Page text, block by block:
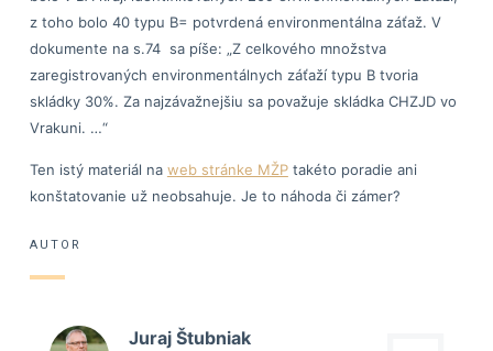
z toho bolo 40 typu B= potvrdená environmentálna záťaž. V
dokumente na s.74 sa píše: „Z celkového množstva
zaregistrovaných environmentálnych záťaží typu B tvoria
skládky 30%. Za najzávažnejšiu sa považuje skládka CHZJD vo
Vrakuni. …“
Ten istý materiál na web stránke MŽPtakéto poradie ani
konštatovanie už neobsahuje. Je to náhoda či zámer?
AUTOR
Juraj Štubniak